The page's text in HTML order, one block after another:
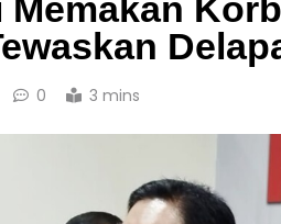
Memakan
0 3 mins